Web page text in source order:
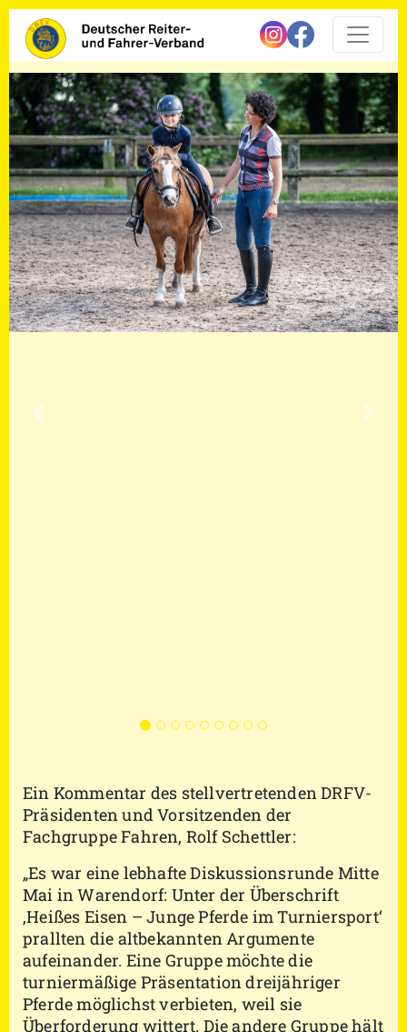
Vorherige
Ein Kommentar des stellvertretenden DRFV-
Präsidenten und Vorsitzenden der
Fachgruppe Fahren, Rolf Schettler:
„Es war eine lebhafte Diskussionsrunde Mitte
Mai in Warendorf: Unter der Überschrift
‚Heißes Eisen – Junge Pferde im Turniersport‘
prallten die altbekannten Argumente
aufeinander. Eine Gruppe möchte die
turniermäßige Präsentation dreijähriger
Pferde möglichst verbieten, weil sie
Überforderung wittert. Die andere Gruppe hält